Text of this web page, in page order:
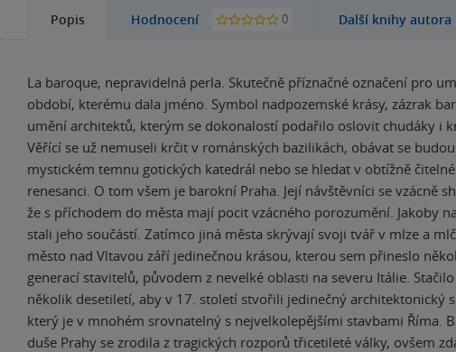
Popis Hodnocení 0 Další knihy autora
La baroque, nepravidelná perla. Skutečně příznačné označení pro
období, kterému dala jméno. Symbol nadpozemské krásy, zázrak
umění architektů, kterým se dokonalostí podařilo oslovit chudáky i
Věřící se už nemuseli krčit v románských bazilikách, obávat se
mystickém temnu gotických katedrál nebo se hledat v obtížně čitelné
renesanci. O tom všem je barokní Praha. Její návštěvníci se vzácně
že s příchodem do města mají pocit vzácného porozumění. Jakoby
stali jeho součástí. Zatímco jiná města skrývají svoji tvář v mlze a
město nad Vltavou září jedinečnou krásou, kterou sem přineslo
generací stavitelů, původem z nevelké oblasti na severu Itálie.
několik desetiletí, aby v 17. století stvořili jedinečný architektonický
který je v mnohém srovnatelný s nejvelkolepějšími stavbami Říma.
duše Prahy se zrodila z tragických rozporů třicetileté války, ovšem